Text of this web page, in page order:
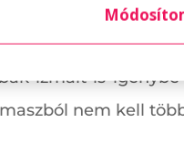
fekvőtámaszt
izmait is
nem kell